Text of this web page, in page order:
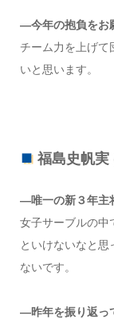
—今年の抱負をお
チーム力を上げて
いと思います。
福島史帆実
—唯一の新３年主
女子サーブルの中
といけないなと思
ないです。
—昨年を振り返っ